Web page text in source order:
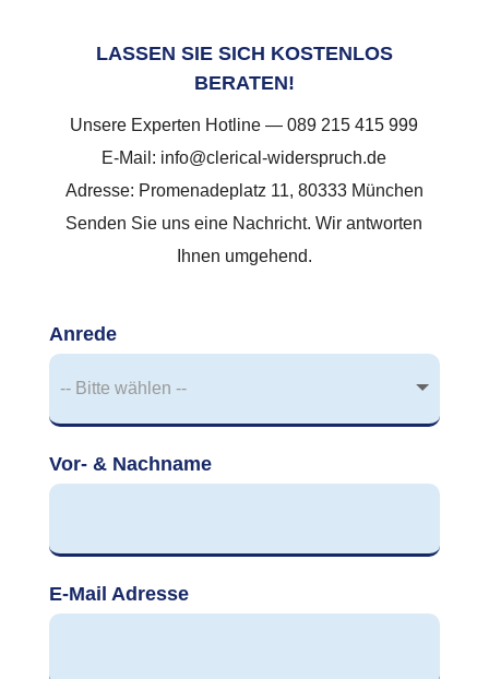
LASSEN SIE SICH KOSTENLOS
BERATEN!
Unsere Experten Hotline — 089 215 415 999
E-Mail: info@clerical-widerspruch.de
Adresse: Promenadeplatz 11, 80333 München
Senden Sie uns eine Nachricht. Wir antworten
Ihnen umgehend.
Anrede
Vor- & Nachname
E-Mail Adresse